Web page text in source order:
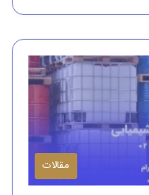
مقالات